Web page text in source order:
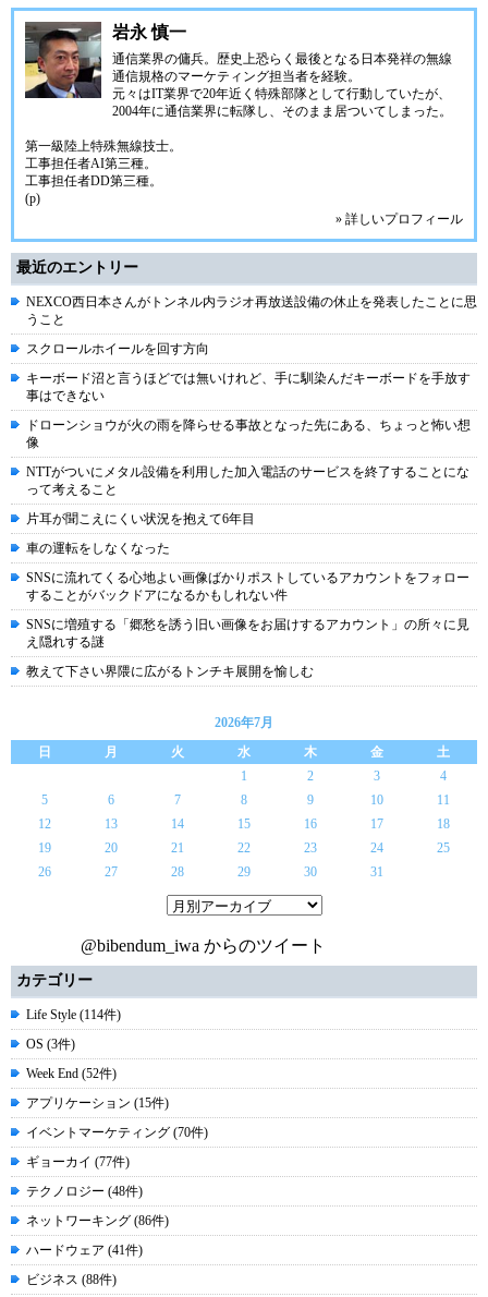
岩永 慎一
通信業界の傭兵。歴史上恐らく最後となる日本発祥の無線
通信規格のマーケティング担当者を経験。
元々はIT業界で20年近く特殊部隊として行動していたが、
2004年に通信業界に転隊し、そのまま居ついてしまった。
第一級陸上特殊無線技士。
工事担任者AI第三種。
工事担任者DD第三種。
(p)
» 詳しいプロフィール
最近のエントリー
NEXCO西日本さんがトンネル内ラジオ再放送設備の休止を発表したことに思
うこと
スクロールホイールを回す方向
キーボード沼と言うほどでは無いけれど、手に馴染んだキーボードを手放す
事はできない
ドローンショウが火の雨を降らせる事故となった先にある、ちょっと怖い想
像
NTTがついにメタル設備を利用した加入電話のサービスを終了することにな
って考えること
片耳が聞こえにくい状況を抱えて6年目
車の運転をしなくなった
SNSに流れてくる心地よい画像ばかりポストしているアカウントをフォロー
することがバックドアになるかもしれない件
SNSに増殖する「郷愁を誘う旧い画像をお届けするアカウント」の所々に見
え隠れする謎
教えて下さい界隈に広がるトンチキ展開を愉しむ
2026年7月
日
月 火 水 木 金
土
1
2 3
4
5
6 7 8 9 10
11
12
13 14 15 16 17
18
19
20 21 22 23 24
25
26
27 28 29 30 31
@bibendum_iwa からのツイート
カテゴリー
Life Style (114件)
OS (3件)
Week End (52件)
アプリケーション (15件)
イベントマーケティング (70件)
ギョーカイ (77件)
テクノロジー (48件)
ネットワーキング (86件)
ハードウェア (41件)
ビジネス (88件)